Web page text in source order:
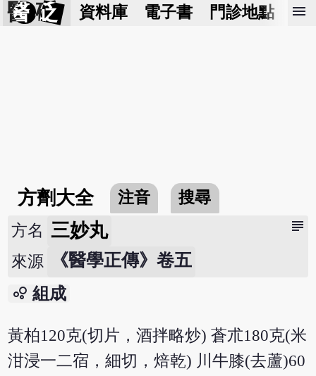
醫 砭 資料庫 電子書 門診地點 預
menu
方劑大全 注音 搜尋
subject
方名 三妙丸
來源 《醫學正傳》卷五
bubble_chart 組成
黃柏120克(切片，酒拌略炒) 蒼朮180克(米
泔浸一二宿，細切，焙乾) 川牛膝(去蘆)60